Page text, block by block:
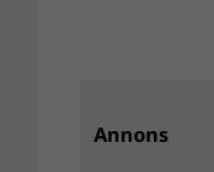
Annons